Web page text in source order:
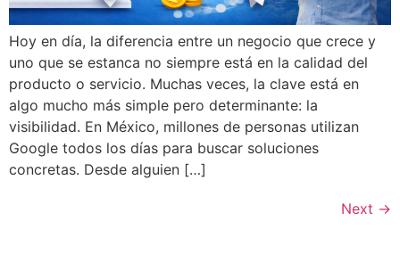
Hoy en día, la diferencia entre un negocio que crece y
uno que se estanca no siempre está en la calidad del
producto o servicio. Muchas veces, la clave está en
algo mucho más simple pero determinante: la
visibilidad. En México, millones de personas utilizan
Google todos los días para buscar soluciones
concretas. Desde alguien […]
Next →